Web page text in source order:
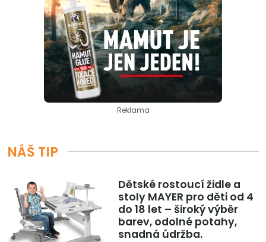
Reklama
NÁŠ TIP
Dětské rostoucí židle a
stoly MAYER pro děti od 4
do 18 let – široký výběr
barev, odolné potahy,
snadná údržba.